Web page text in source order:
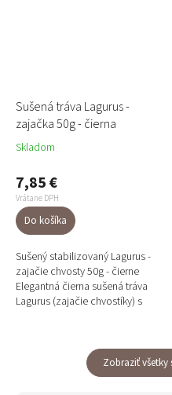
Sušená tráva Lagurus -
zajačka 50g - čierna
Skladom
7,85 €
Vrátane DPH
Do košíka
Sušený stabilizovaný Lagurus -
zajačie chvosty 50g - čierne
Elegantná čierna sušená tráva
Lagurus (zajačie chvostíky) s
Zobraziť všetky